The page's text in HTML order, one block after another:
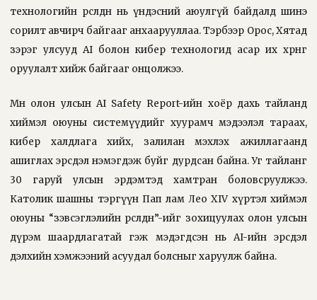
технологийн өрсөлдөөн нь үндэсний аюулгүй байдалд шинэ
сорилт авчирч байгааг анхаарууллаа. Тэрбээр Орос, Хятад
зэрэг улсууд AI болон кибер технологид асар их хөрөнгө
оруулалт хийж байгааг онцолжээ.
Мөн олон улсын AI Safety Report-ийн хоёр дахь тайланд
хиймэл оюуны системүүдийг хуурамч мэдээлэл тараах,
кибер халдлага хийх, залилан мэхлэх ажиллагаанд
ашиглах эрсдэл нэмэгдэж буйг дурдсан байна. Уг тайланг
30 гаруй улсын эрдэмтэд хамтран боловсруулжээ.
Католик шашны тэргүүн Пап лам Лео XIV хүртэл хиймэл
оюуны “зэвсэглэлийн өрсөлдөөн”-ийг зохицуулах олон улсын
дүрэм шаардлагатай гэж мэдэгдсэн нь AI-ийн эрсдэл
дэлхийн хэмжээний асуудал болсныг харуулж байна.